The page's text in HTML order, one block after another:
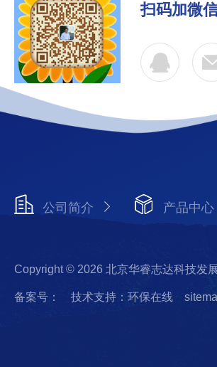
扫码加微
公司简介 产品中心
Copyright © 2026 北京华睿志达科技发
备案号： 技术支持：环保在线